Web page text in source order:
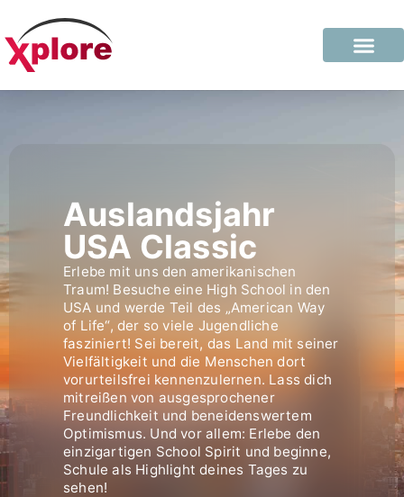
Auslandsjahr
USA Classic
Erlebe mit uns den amerikanischen
Traum! Besuche eine High School in den
USA und werde Teil des „American Way
of Life“, der so viele Jugendliche
fasziniert! Sei bereit, das Land mit seiner
Vielfältigkeit und die Menschen dort
vorurteilsfrei kennenzulernen. Lass dich
mitreißen von ausgesprochener
Freundlichkeit und beneidenswertem
Optimismus. Und vor allem: Erlebe den
einzigartigen School Spirit und beginne,
Schule als Highlight deines Tages zu
sehen!